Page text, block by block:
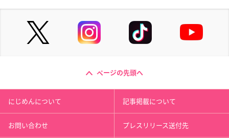
ページの先頭へ
にじめんについて 記事掲載について
お問い合わせ プレスリリース送付先